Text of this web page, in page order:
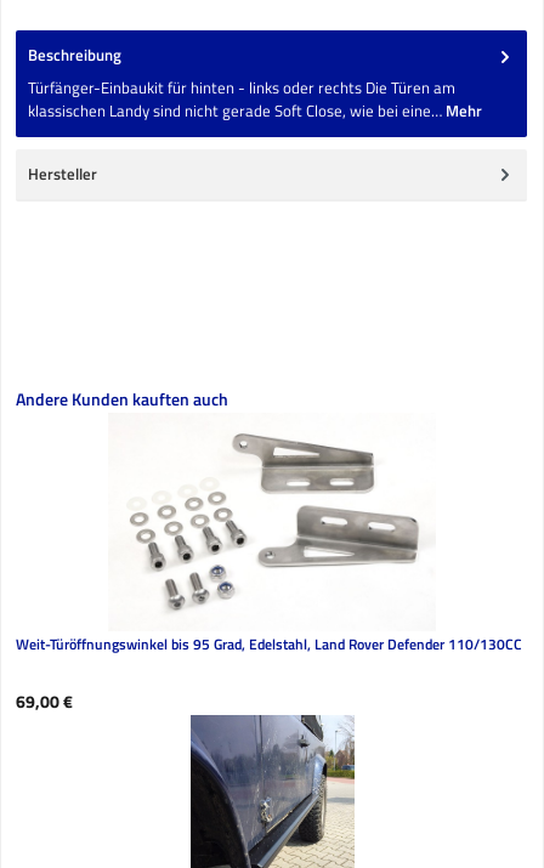
Beschreibung
Türfänger-Einbaukit für hinten - links oder rechts Die Türen am
klassischen Landy sind nicht gerade Soft Close, wie bei eine… Mehr
Hersteller
Produktgalerie überspringen
Andere Kunden kauften auch
Weit-Türöffnungswinkel bis 95 Grad, Edelstahl, Land Rover Defender 110/130CC
Regulärer Preis:
69,00 €